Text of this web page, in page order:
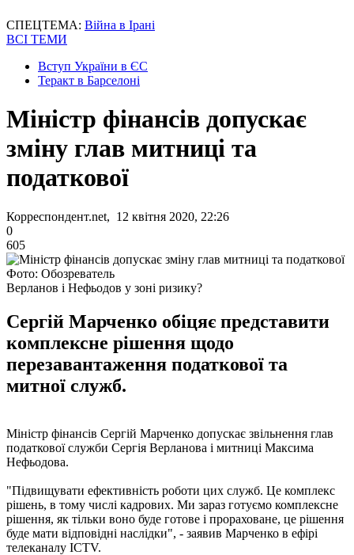
СПЕЦТЕМА: Війна в Ірані
ВСІ ТЕМИ
Вступ України в ЄС
Теракт в Барселоні
Міністр фінансів допускає
зміну глав митниці та
податкової
Корреспондент.net, 12 квітня 2020, 22:26
0
605
Фото: Обозреватель
Верланов і Нефьодов у зоні ризику?
Сергій Марченко обіцяє представити
комплексне рішення щодо
перезавантаження податкової та
митної служб.
Міністр фінансів Сергій Марченко допускає звільнення глав
податкової служби Сергія Верланова і митниці Максима
Нефьодова.
"Підвищувати ефективність роботи цих служб. Це комплекс
рішень, в тому числі кадрових. Ми зараз готуємо комплексне
рішення, як тільки воно буде готове і прораховане, це рішення
буде мати відповідні наслідки", - заявив Марченко в ефірі
телеканалу ICTV.